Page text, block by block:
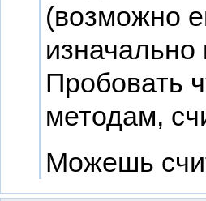
(возможно
Пробовать
методам,
Можешь